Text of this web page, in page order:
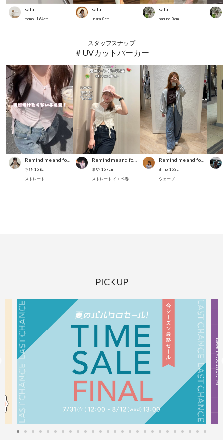
salut!
momo. 164cm
salut!
urara 0cm
salut!
haruno 0cm
スタッフスナップ
＃UVカットパーカー
ちひ 158cm
ストレート
まや 157cm
ストレート イエベ春
Remind me and forever
shiho 153cm
ウェーブ
PICK UP